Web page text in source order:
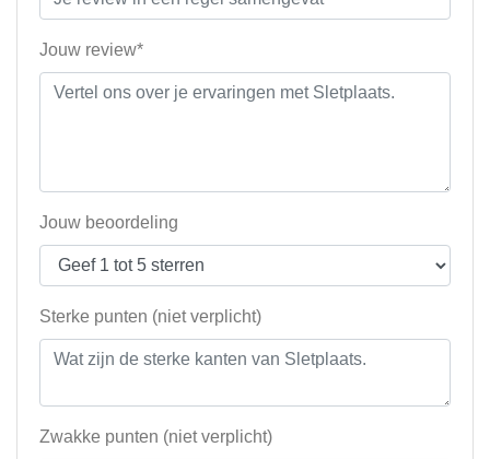
Jouw review*
Jouw beoordeling
Sterke punten (niet verplicht)
Zwakke punten (niet verplicht)